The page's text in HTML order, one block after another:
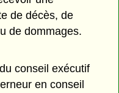
de décès, de
de dommages.
conseil exécutif
en conseil